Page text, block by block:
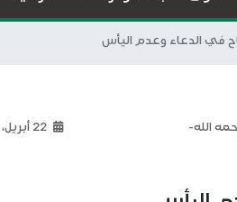
في الدعاء وعدم اليأس
الله-